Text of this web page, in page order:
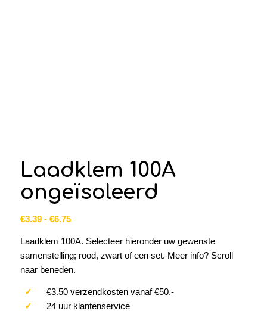
Laadklem 100A
ongeïsoleerd
€3.39 - €6.75Prijsklasse:
tot
€6.75
Laadklem 100A. Selecteer hieronder uw gewenste
samenstelling; rood, zwart of een set. Meer info? Scroll
naar beneden.
✓ €3.50 verzendkosten vanaf €50.-
✓ 24 uur klantenservice